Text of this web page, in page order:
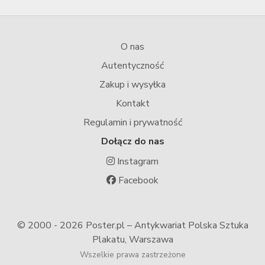
O nas
Autentyczność
Zakup i wysyłka
Kontakt
Regulamin i prywatność
Dołącz do nas
Instagram
Facebook
© 2000 - 2026 Poster.pl – Antykwariat Polska Sztuka
Plakatu, Warszawa
Wszelkie prawa zastrzeżone